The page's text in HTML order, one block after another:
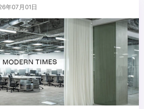
との折衝、提案経験
の方
定量実績をお持ちの方
リー性、エンタメ性の高い縦型コンテン
リエイティブ組織のマネジメント経験
アカウントの運用経験（総フォロワー数
、YouTube等）のアルゴリズムや
年07月01日